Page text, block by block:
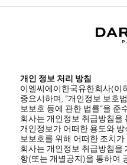
개인 정보 처리 방침
이엘씨에이한국유한회사(이
중요시하며, “개인정보 보호
보보호 등에 관한 법률”을 준
회사는 개인정보 취급방침을
개인정보가 어떠한 용도와
보보호를 위해 어떠한 조치
회사는 개인정보 취급방침을
항(또는 개별공지)을 통하여